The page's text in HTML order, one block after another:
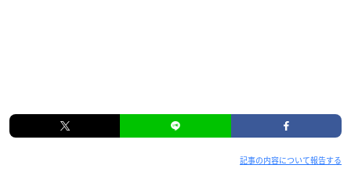
記事の内容について報告する